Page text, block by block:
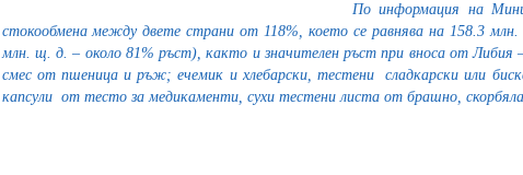
По информация на
стокообмена между двете страни от 118%, което се равнява на 158.3
млн. щ. д. – около 81% ръст), както и значителен ръст при вноса от
смес от пшеница и ръж; ечемик и хлебарски, тестени сладкарски или
капсули от тесто за медикаменти, сухи тестени листа от брашно,